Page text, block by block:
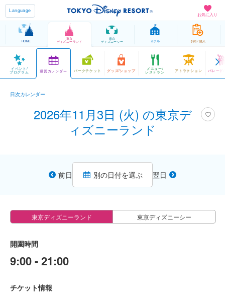
お気に入り
Language
HOME
東京
ディズニーランド
東京
ディズニーシー ホテル 予約 / 購入
イベント/
プログラム 運営カレンダー パークチケット グッズ/ショップ メニュー/
レストラン アトラクション パレード
日次カレンダー
2026年11月3日 (火) の東京デ
ィズニーランド
前日 別の日付を選ぶ 翌日
東京ディズニーランド 東京ディズニーシー
開園時間
9:00 - 21:00
チケット情報